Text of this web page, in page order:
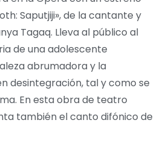
Saputjiji», de la cantante y
Tagaq. Lleva al público al
de una adolescente
abrumadora y la
desintegración, tal y como se
En esta obra de teatro
también el canto difónico de